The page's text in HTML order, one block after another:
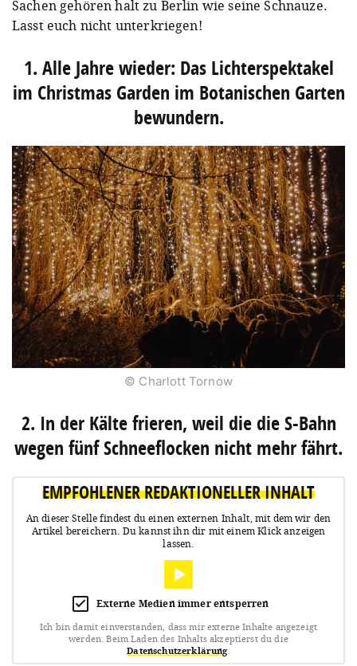
Sachen gehören halt zu Berlin wie seine Schnauze.
Lasst euch nicht unterkriegen!
1. Alle Jahre wieder: Das Lichterspektakel
im Christmas Garden im Botanischen Garten
bewundern.
© Charlott Tornow
2. In der Kälte frieren, weil die die S-Bahn
wegen fünf Schneeflocken nicht mehr fährt.
EMPFOHLENER REDAKTIONELLER INHALT
An dieser Stelle findest du einen externen Inhalt, mit dem wir den
Artikel bereichern. Du kannst ihn dir mit einem Klick anzeigen
lassen.
Externe Medien immer entsperren
Ich bin damit einverstanden, dass mir externe Inhalte angezeigt
werden. Beim Laden des Inhalts akzeptierst du die
Datenschutzerklärung.